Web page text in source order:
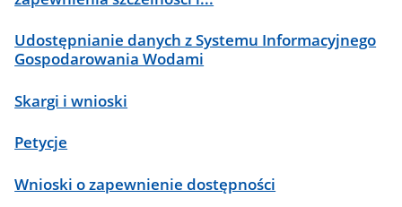
Udostępnianie danych z Systemu Informacyjnego
Gospodarowania Wodami
Skargi i wnioski
Petycje
Wnioski o zapewnienie dostępności